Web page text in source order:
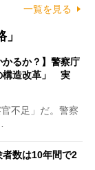
一覧を見る
かるか？】警察庁
構造改革」 実
不足」だ。警察
者数は10年間で2